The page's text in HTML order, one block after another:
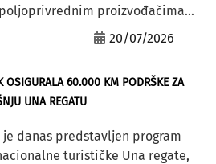
proizvođačima...
20/07/2026
OSIGURALA 60.000 KM PODRŠKE ZA
UNA REGATU
je danas predstavljen program
turističke Una regate,